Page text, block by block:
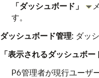
「ダッシュボード」
す。
ダッシュボード管理: ダッ
「表示されるダッシュボー
P6管理者が現行ユーザ